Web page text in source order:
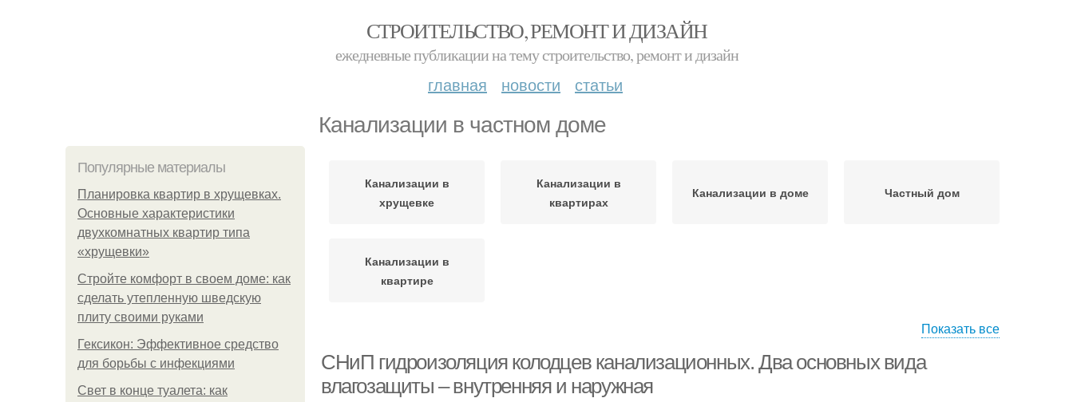
СТРОИТЕЛЬСТВО, РЕМОНТ И ДИЗАЙН
ежедневные публикации на тему строительство, ремонт и дизайн
главная новости статьи
Канализации в частном доме
Популярные материалы
Планировка квартир в хрущевках.
Основные характеристики
двухкомнатных квартир типа
«хрущевки»
Стройте комфорт в своем доме: как
сделать утепленную шведскую
плиту своими руками
Гексикон: Эффективное средство
для борьбы с инфекциями
Свет в конце туалета: как
Канализации в
хрущевке
Канализации в
квартирах
Канализации в доме Частный дом
Канализации в
квартире
Показать все
СНиП гидроизоляция колодцев канализационных. Два основных вида
влагозащиты – внутренняя и наружная